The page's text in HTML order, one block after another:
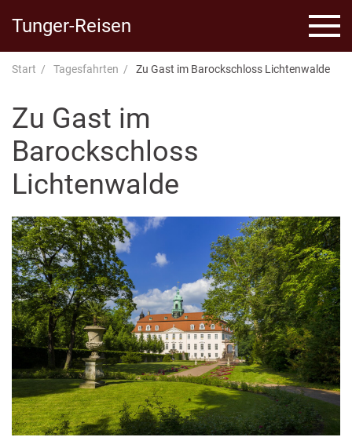
Tunger-Reisen
Start Tagesfahrten Zu Gast im Barockschloss Lichtenwalde
Zu Gast im
Barockschloss
Lichtenwalde